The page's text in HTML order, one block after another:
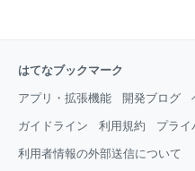
はてなブックマーク
アプリ・拡張機能 開発ブログ
ガイドライン 利用規約 プライ
利用者情報の外部送信について